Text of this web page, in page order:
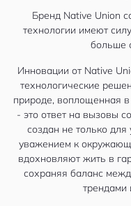
Бренд Native Union
технологии имеют
больше
Инновации от Native
технологические
природе, воплощенная
- это ответ на вызовы
создан не только для
уважением к
вдохновляют жить в
сохраняя баланс
трендами